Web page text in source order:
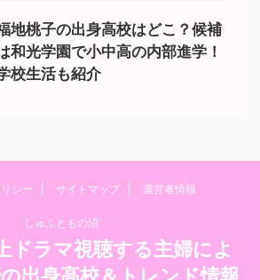
地桃子の出身高校はどこ？候補
和光学園で小中高の内部進学！
校生活も紹介
シー サイトマップ 運営者情報
しゅふともの沼
ドラマ視聴する主婦によ